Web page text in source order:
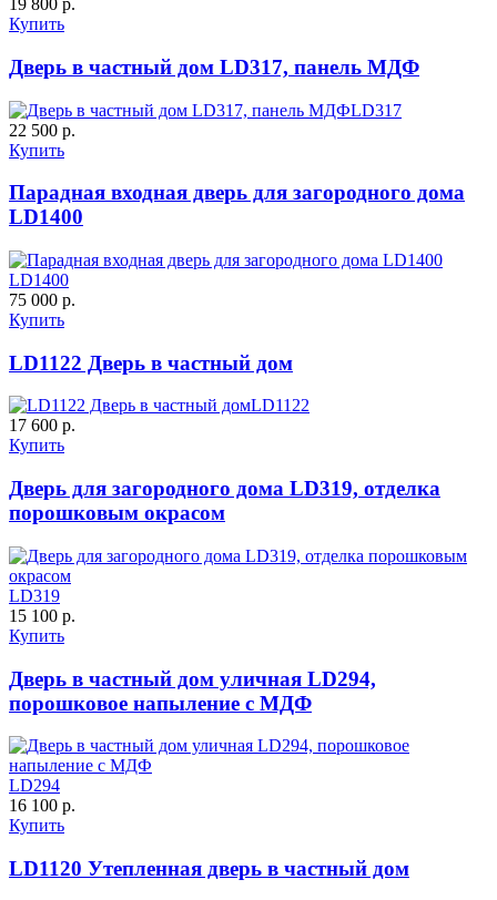
"Крокодил"
Порошковое напыление "Шелк"
К-10 60
К-35 С К-35 СС
19 800 р.
Купить
Дверь в частный дом LD317, панель МДФ
LD317
22 500 р.
Купить
Парадная входная дверь для загородного дома
LD1400
LD1400
75 000 р.
Купить
LD1122 Дверь в частный дом
LD1122
17 600 р.
Купить
Дверь для загородного дома LD319, отделка
порошковым окрасом
LD319
15 100 р.
Купить
Дверь в частный дом уличная LD294,
порошковое напыление с МДФ
LD294
16 100 р.
Купить
LD1120 Утепленная дверь в частный дом